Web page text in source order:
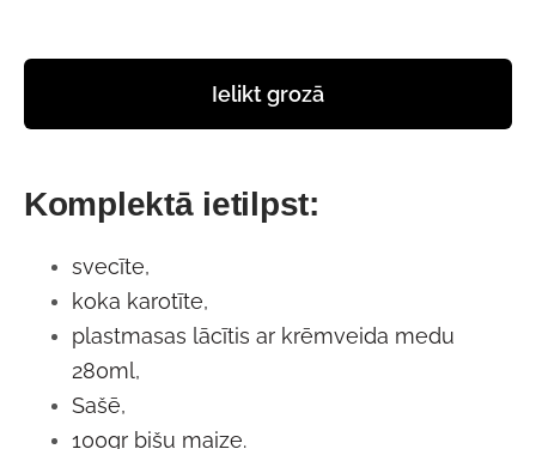
Ielikt grozā
Komplektā ietilpst:
svecīte,
koka karotīte,
plastmasas lācītis ar krēmveida medu
280ml,
Sašē,
100gr bišu maize.